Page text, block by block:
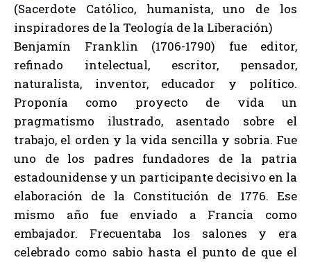
(Sacerdote Católico, humanista, uno de los
inspiradores de la Teología de la Liberación)
Benjamín Franklin (1706-1790) fue editor,
refinado intelectual, escritor, pensador,
naturalista, inventor, educador y político.
Proponía como proyecto de vida un
pragmatismo ilustrado, asentado sobre el
trabajo, el orden y la vida sencilla y sobria. Fue
uno de los padres fundadores de la patria
estadounidense y un participante decisivo en la
elaboración de la Constitución de 1776. Ese
mismo año fue enviado a Francia como
embajador. Frecuentaba los salones y era
celebrado como sabio hasta el punto de que el